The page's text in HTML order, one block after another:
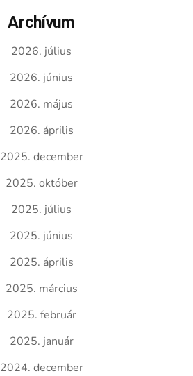
Archívum
2026. július
2026. június
2026. május
2026. április
2025. december
2025. október
2025. július
2025. június
2025. április
2025. március
2025. február
2025. január
2024. december